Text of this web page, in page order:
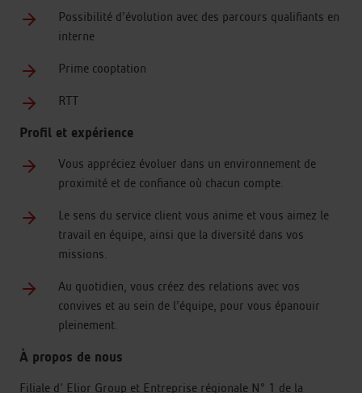
Possibilité d’évolution avec des parcours qualifiants en
interne
Prime cooptation
RTT
Profil et expérience
Vous appréciez évoluer dans un environnement de
proximité et de confiance où chacun compte.
Le sens du service client vous anime et vous aimez le
travail en équipe, ainsi que la diversité dans vos
missions.
Au quotidien, vous créez des relations avec vos
convives et au sein de l’équipe, pour vous épanouir
pleinement.
À propos de nous
Filiale d' Elior Group et Entreprise régionale N° 1 de la